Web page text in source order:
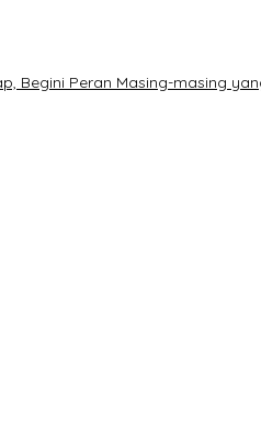
Begini Peran Masing-masing